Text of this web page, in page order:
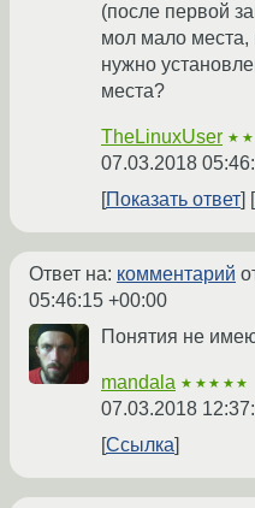
(после первой
мол мало места,
нужно
места?
TheLinuxUser ★★
07.03.2018
Показать ответ
Ответ на: комментарий
05:46:15 +00:00
Понятия не
mandala ★★★★★
07.03.2018
Ссылка